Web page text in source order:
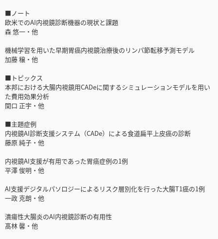
■ノート
欧米でのAI内視鏡診断機器の現状と課題
森 悠一・他
機械学習を用いた早期胃癌内視鏡治療後のリンパ節転移予測モデル
加藤 穣・他
■トピックス
本邦における大腸内視鏡用CADeに関するシミュレーションモデルを用い
た費用効果分析
関口 正宇・他
■主題症例
内視鏡AI診断支援システム（CADe）による食道扁平上皮癌の診断
藤原 純子・他
内視鏡AI支援が有用であった胃癌症例の1例
平澤 俊明・他
AI支援デジタルパソロジーによるリスク層別化を行った大腸T1癌の1例
一政 克朗・他
潰瘍性大腸炎のAI内視鏡診断の有用性
髙林 馨・他